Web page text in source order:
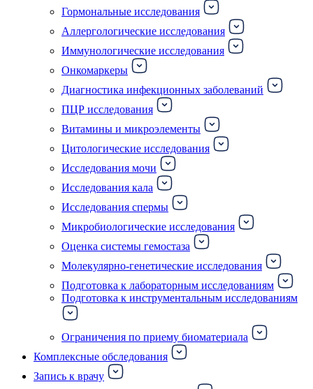
Гормональные исследования
Аллергологические исследования
Иммунологические исследования
Онкомаркеры
Диагностика инфекционных заболеваний
ПЦР исследования
Витамины и микроэлементы
Цитологические исследования
Исследования мочи
Исследования кала
Исследования спермы
Микробиологические исследования
Оценка системы гемостаза
Молекулярно-генетические исследования
Подготовка к лабораторным исследованиям
Подготовка к инструментальным исследованиям
Ограничения по приему биоматериала
Комплексные обследования
Запись к врачу